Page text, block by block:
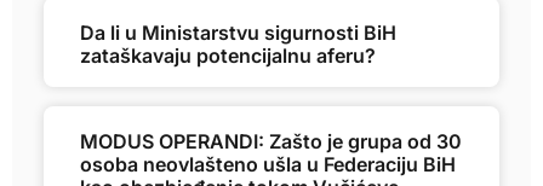
Da li u Ministarstvu sigurnosti BiH
zataškavaju potencijalnu aferu?
MODUS OPERANDI: Zašto je grupa od 30
osoba neovlašteno ušla u Federaciju BiH